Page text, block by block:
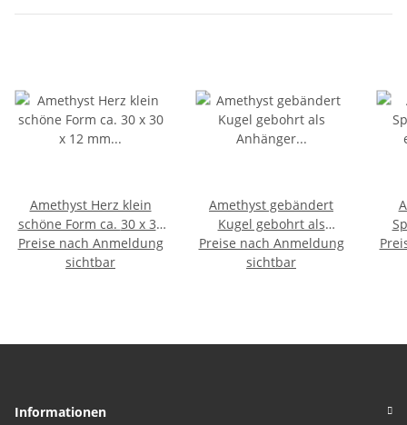
Amethyst Herz klein
schöne Form ca. 30 x 30
x 12 mm als
Handschmeichler
Preise nach Anmeldung
sichtbar
Amethyst gebändert
Kugel gebohrt als
Anhänger ca. 25 mm
Bohrung: ca. 6 mm 1
Preise nach Anmeldung
sichtbar
Informationen